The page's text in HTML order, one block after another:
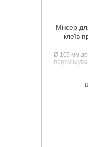
Міксер
клеїв
Ø 105 мм